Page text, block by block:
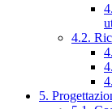
4.2.
5.